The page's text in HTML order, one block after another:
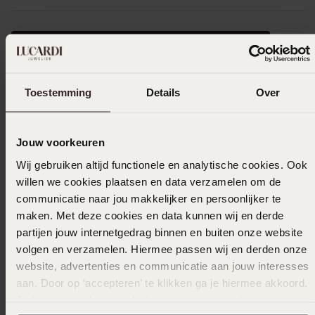
Toestemming Details Over
Jouw voorkeuren
Wij gebruiken altijd functionele en analytische cookies. Ook
willen we cookies plaatsen en data verzamelen om de
communicatie naar jou makkelijker en persoonlijker te
maken. Met deze cookies en data kunnen wij en derde
partijen jouw internetgedrag binnen en buiten onze website
volgen en verzamelen. Hiermee passen wij en derden onze
website, advertenties en communicatie aan jouw interesses
aan. Door op ‘accepteren’ te klikken ga je hiermee akkoord.
Ook leuk voor jou